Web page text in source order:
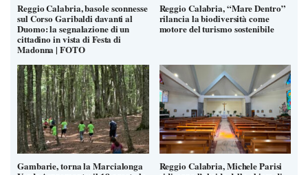
Reggio Calabria, basole sconnesse
sul Corso Garibaldi davanti al
Duomo: la segnalazione di un
cittadino in vista di Festa di
Madonna | FOTO
Reggio Calabria, “Mare Dentro”
rilancia la biodiversità come
motore del turismo sostenibile
Gambarie, torna la Marcialonga Reggio Calabria, Michele Parisi